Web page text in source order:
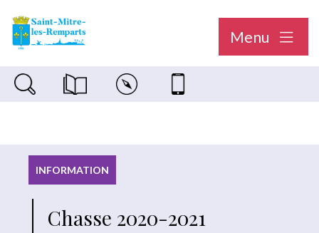
Menu
Recherche sur le siteMagazine municipal "Le Saint-Mitréen"
Carte interactiveNous contacter
INFORMATION
Chasse 2020-2021